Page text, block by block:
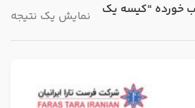
خورده “کیسه یک نمایش یک نتیجه